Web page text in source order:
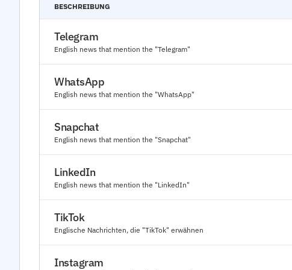
BESCHREIBUNG
Telegram
English news that mention the "Telegram"
WhatsApp
English news that mention the "WhatsApp"
Snapchat
English news that mention the "Snapchat"
LinkedIn
English news that mention the "LinkedIn"
TikTok
Englische Nachrichten, die "TikTok" erwähnen
Instagram